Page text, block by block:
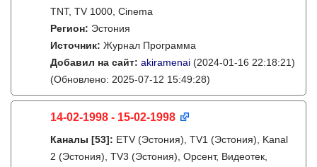
TNT, TV 1000, Cinema
Регион: Эстония
Источник: Журнал Программа
Добавил на сайт: akiramenai (2024-01-16 22:18:21)
(Обновлено: 2025-07-12 15:49:28)
14-02-1998 - 15-02-1998
Каналы [53]: ETV (Эстония), TV1 (Эстония), Kanal
2 (Эстония), TV3 (Эстония), Орсент, Видеотек,